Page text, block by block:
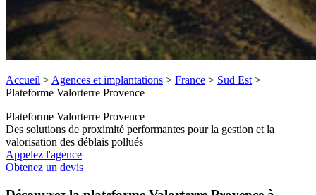
Accueil > Agences et implantations > France > Sud Est >
Plateforme Valorterre Provence
Plateforme Valorterre Provence
Des solutions de proximité performantes pour la gestion et la
valorisation des déblais pollués
Appelez l'agence
Obtenez un devis